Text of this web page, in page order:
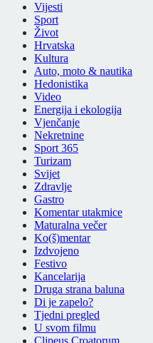
Vijesti
Sport
Život
Hrvatska
Kultura
Auto, moto & nautika
Hedonistika
Video
Energija i ekologija
Vjenčanje
Nekretnine
Sport 365
Turizam
Svijet
Zdravlje
Gastro
Komentar utakmice
Maturalna večer
Ko(š)mentar
Izdvojeno
Festivo
Kancelarija
Druga strana baluna
Di je zapelo?
Tjedni pregled
U svom filmu